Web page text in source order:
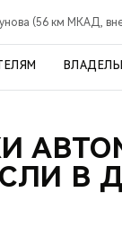
(56 км МКАД,
В